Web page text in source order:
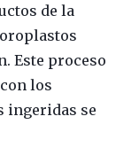
de la
Este proceso
los
ingeridas se